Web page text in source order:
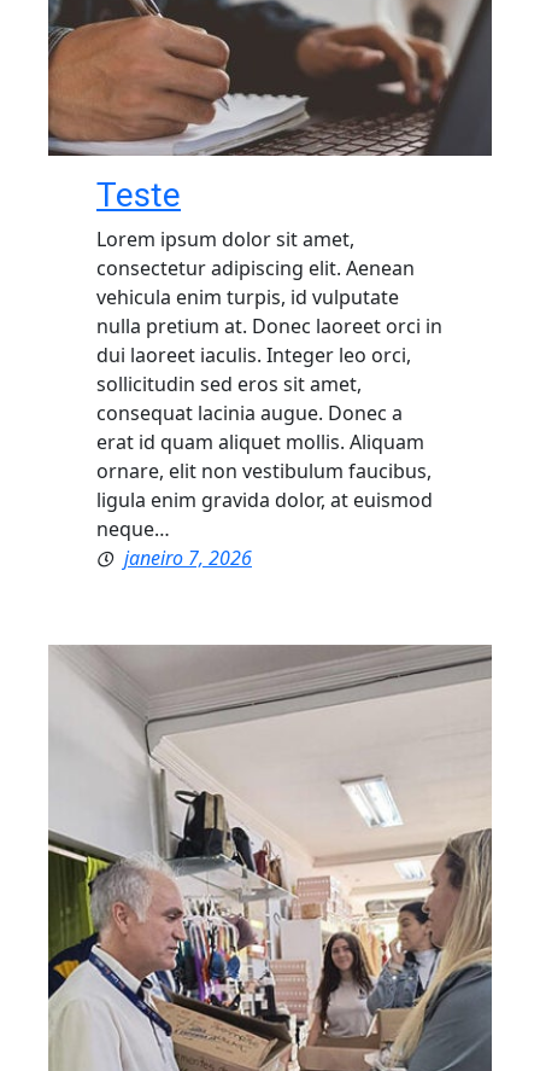
Teste
Lorem ipsum dolor sit amet,
consectetur adipiscing elit. Aenean
vehicula enim turpis, id vulputate
nulla pretium at. Donec laoreet orci in
dui laoreet iaculis. Integer leo orci,
sollicitudin sed eros sit amet,
consequat lacinia augue. Donec a
erat id quam aliquet mollis. Aliquam
ornare, elit non vestibulum faucibus,
ligula enim gravida dolor, at euismod
neque…
janeiro 7, 2026